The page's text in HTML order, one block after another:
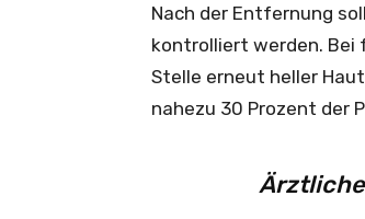
Nach der Entfernung
kontrolliert werden.
Stelle erneut heller
nahezu 30 Prozent der